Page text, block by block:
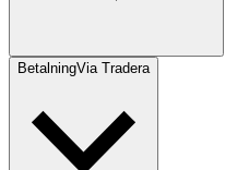
BetalningVia Tradera